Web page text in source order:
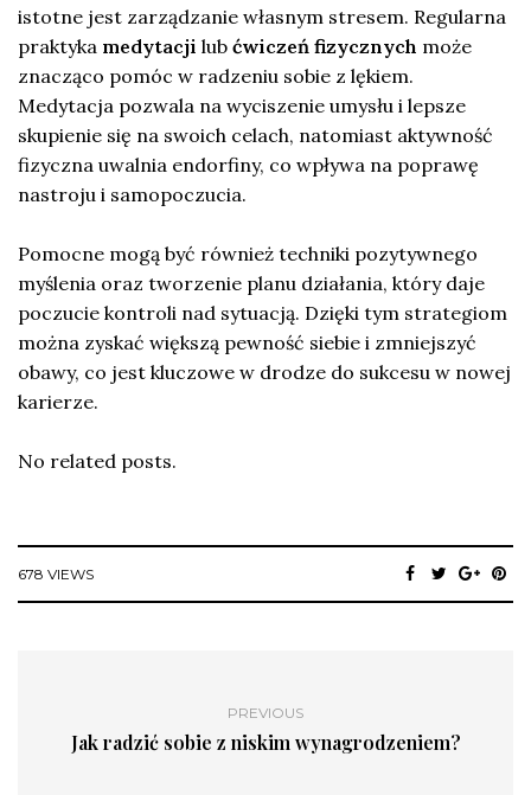
istotne jest zarządzanie własnym stresem. Regularna
praktyka medytacji lub ćwiczeń fizycznych może
znacząco pomóc w radzeniu sobie z lękiem.
Medytacja pozwala na wyciszenie umysłu i lepsze
skupienie się na swoich celach, natomiast aktywność
fizyczna uwalnia endorfiny, co wpływa na poprawę
nastroju i samopoczucia.
Pomocne mogą być również techniki pozytywnego
myślenia oraz tworzenie planu działania, który daje
poczucie kontroli nad sytuacją. Dzięki tym strategiom
można zyskać większą pewność siebie i zmniejszyć
obawy, co jest kluczowe w drodze do sukcesu w nowej
karierze.
No related posts.
678 VIEWS
PREVIOUS
Jak radzić sobie z niskim wynagrodzeniem?